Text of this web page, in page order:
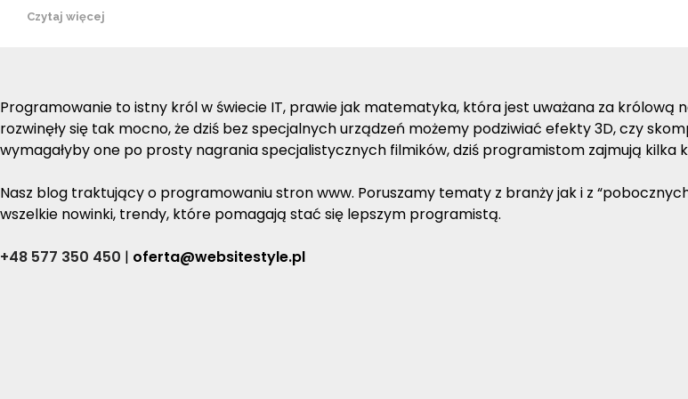
Czytaj więcej
Programowanie to istny król w świecie IT, prawie jak matematyka, która jest uważana za królową
rozwinęły się tak mocno, że dziś bez specjalnych urządzeń możemy podziwiać efekty 3D, czy
wymagałyby one po prosty nagrania specjalistycznych filmików, dziś programistom zajmują kilka
Nasz blog traktujący o programowaniu stron www. Poruszamy tematy z branży jak i z
wszelkie nowinki, trendy, które pomagają stać się lepszym programistą.
+48 577 350 450 | oferta@websitestyle.pl